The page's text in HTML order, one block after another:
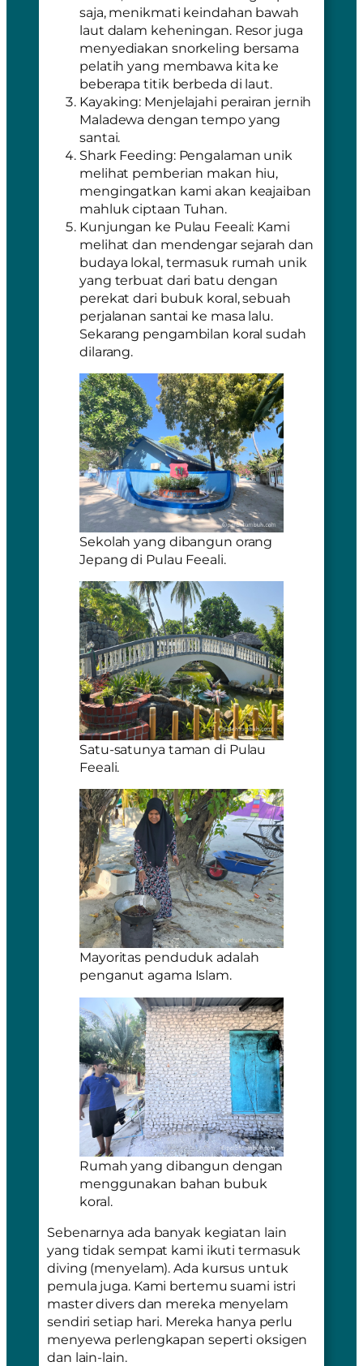
saja, menikmati keindahan bawah
laut dalam keheningan. Resor juga
menyediakan snorkeling bersama
pelatih yang membawa kita ke
beberapa titik berbeda di laut.
Kayaking: Menjelajahi perairan jernih
Maladewa dengan tempo yang
santai.
Shark Feeding: Pengalaman unik
melihat pemberian makan hiu,
mengingatkan kami akan keajaiban
mahluk ciptaan Tuhan.
Kunjungan ke Pulau Feeali: Kami
melihat dan mendengar sejarah dan
budaya lokal, termasuk rumah unik
yang terbuat dari batu dengan
perekat dari bubuk koral, sebuah
perjalanan santai ke masa lalu.
Sekarang pengambilan koral sudah
dilarang.
Sekolah yang dibangun orang
Jepang di Pulau Feeali.
Satu-satunya taman di Pulau
Feeali.
Mayoritas penduduk adalah
penganut agama Islam.
Rumah yang dibangun dengan
menggunakan bahan bubuk
koral.
Sebenarnya ada banyak kegiatan lain
yang tidak sempat kami ikuti termasuk
diving (menyelam). Ada kursus untuk
pemula juga. Kami bertemu suami istri
master diversdan mereka menyelam
sendiri setiap hari. Mereka hanya perlu
menyewa perlengkapan seperti oksigen
dan lain-lain.